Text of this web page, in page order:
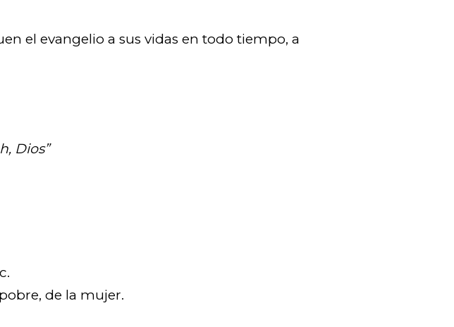
el evangelio a sus vidas en todo tiempo, a
Dios”
de la mujer.